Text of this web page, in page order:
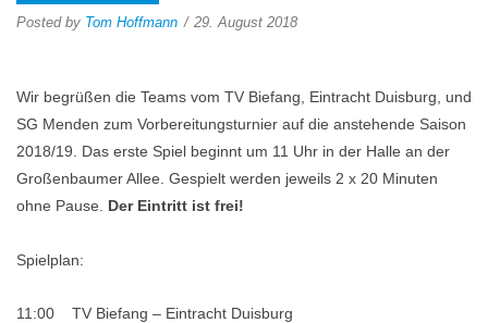
Posted by Tom Hoffmann 29. August 2018
Wir begrüßen die Teams vom TV Biefang, Eintracht Duisburg, und
SG Menden zum Vorbereitungsturnier auf die anstehende Saison
2018/19. Das erste Spiel beginnt um 11 Uhr in der Halle an der
Großenbaumer Allee. Gespielt werden jeweils 2 x 20 Minuten
ohne Pause. Der Eintritt ist frei!
Spielplan:
11:00 TV Biefang – Eintracht Duisburg